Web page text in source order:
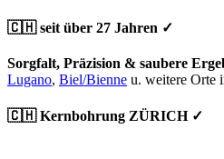
🇨🇭 seit über 27 Jahren ✓
Sorgfalt, Präzision & saubere
Lugano, Biel/Bienne u. weitere Orte
🇨🇭 Kernbohrung ZÜRICH ✓